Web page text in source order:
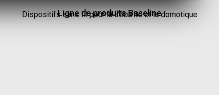
Ligne de produits Baseline
Dispositifs sans fil pour la sécurité et la domotique